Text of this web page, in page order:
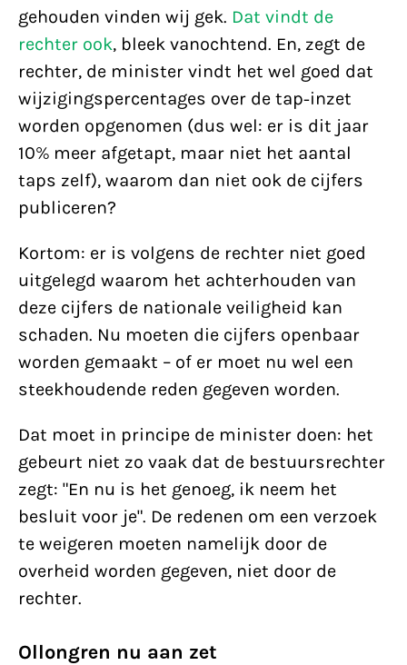
gehouden vinden wij gek. Dat vindt de
rechter ook, bleek vanochtend. En, zegt de
rechter, de minister vindt het wel goed dat
wijzigingspercentages over de tap-inzet
worden opgenomen (dus wel: er is dit jaar
10% meer afgetapt, maar niet het aantal
taps zelf), waarom dan niet ook de cijfers
publiceren?
Kortom: er is volgens de rechter niet goed
uitgelegd waarom het achterhouden van
deze cijfers de nationale veiligheid kan
schaden. Nu moeten die cijfers openbaar
worden gemaakt – of er moet nu wel een
steekhoudende reden gegeven worden.
Dat moet in principe de minister doen: het
gebeurt niet zo vaak dat de bestuursrechter
zegt: "En nu is het genoeg, ik neem het
besluit voor je". De redenen om een verzoek
te weigeren moeten namelijk door de
overheid worden gegeven, niet door de
rechter.
Ollongren nu aan zet